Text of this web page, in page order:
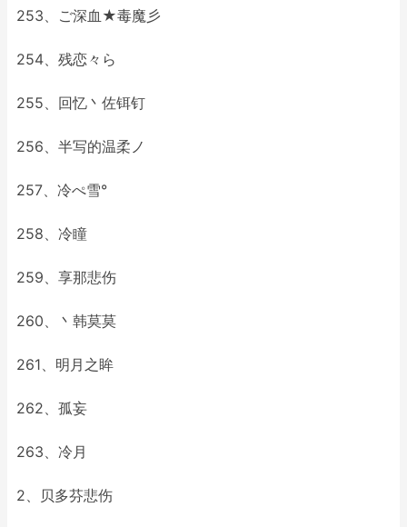
253、ご深血★毒魔彡
254、残恋々ら
255、回忆丶佐铒钉
256、半写的温柔ノ
257、冷ぺ雪°
258、冷瞳
259、享那悲伤
260、丶韩莫莫
261、明月之眸
262、孤妄
263、冷月
2、贝多芬悲伤